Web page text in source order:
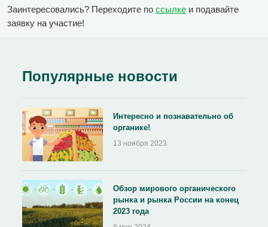
Заинтересовались? Переходите по ссылке и подавайте
заявку на участие!
Популярные новости
Интересно и познавательно об
органике!
13 ноября 2023
Обзор мирового органического
рынка и рынка России на конец
2023 года